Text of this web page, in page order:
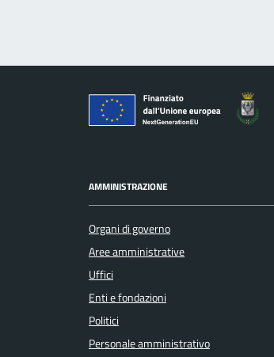
AMMINISTRAZIONE
Organi di governo
Aree amministrative
Uffici
Enti e fondazioni
Politici
Personale amministrativo